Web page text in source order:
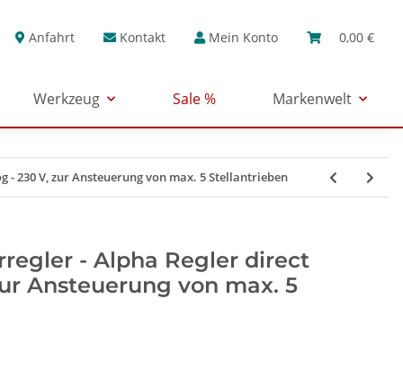
Anfahrt Kontakt Mein Konto 0,00 €
Werkzeug Sale % Markenwelt
230 V, zur Ansteuerung von max. 5 Stellantrieben
- Alpha Regler direct
Ansteuerung von max. 5